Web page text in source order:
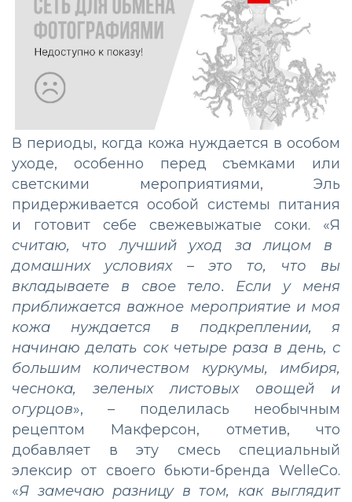
В периоды, когда кожа нуждается в особом
уходе, особенно перед съемками или
светскими мероприятиями, Эль
придерживается особой системы питания
и готовит себе свежевыжатые соки. «Я
считаю, что лучший уход за лицом в
домашних условиях – это то, что вы
вкладываете в свое тело. Если у меня
приближается важное мероприятие и моя
кожа нуждается в подкреплении, я
начинаю делать сок четыре раза в день, с
большим количеством куркумы, имбиря,
чеснока, зеленых листовых овощей и
огурцов», – поделилась необычным
рецептом Макферсон, отметив, что
добавляет в эту смесь специальный
элексир от своего бьюти-бренда WelleCo.
«Я замечаю разницу в том, как выглядит